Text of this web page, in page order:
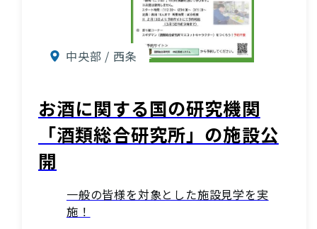
中央部 / 西条
お酒に関する国の研究機関
「酒類総合研究所」の施設公
開
一般の皆様を対象とした施設見学を実
施！